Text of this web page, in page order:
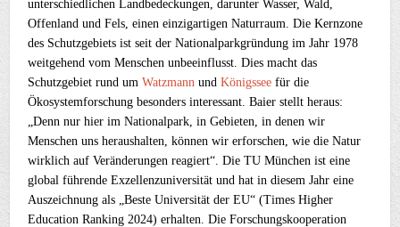
unterschiedlichen Landbedeckungen, darunter Wasser, Wald,
Offenland und Fels, einen einzigartigen Naturraum. Die Kernzone
des Schutzgebiets ist seit der Nationalparkgründung im Jahr 1978
weitgehend vom Menschen unbeeinflusst. Dies macht das
Schutzgebiet rund umWatzmann undKönigssee für die
Ökosystemforschung besonders interessant. Baier stellt heraus:
„Denn nur hier im Nationalpark, in Gebieten, in denen wir
Menschen uns heraushalten, können wir erforschen, wie die Natur
wirklich auf Veränderungen reagiert“. Die TU München ist eine
global führende Exzellenzuniversität und hat in diesem Jahr eine
Auszeichnung als „Beste Universität der EU“ (Times Higher
Education Ranking 2024) erhalten. Die Forschungskooperation